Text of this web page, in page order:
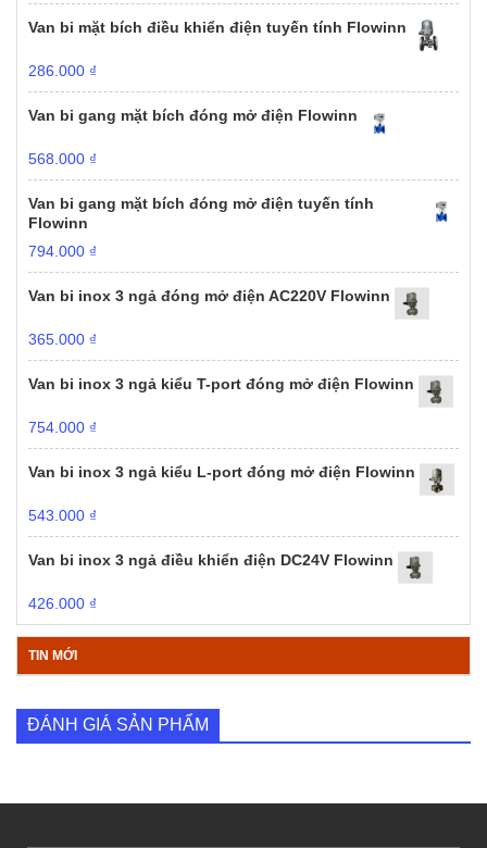
Van bi mặt bích điều khiển điện tuyến tính Flowinn
286.000 ₫
Van bi gang mặt bích đóng mở điện Flowinn
568.000 ₫
Van bi gang mặt bích đóng mở điện tuyến tính
Flowinn
794.000 ₫
Van bi inox 3 ngả đóng mở điện AC220V Flowinn
365.000 ₫
Van bi inox 3 ngả kiểu T-port đóng mở điện Flowinn
754.000 ₫
Van bi inox 3 ngả kiểu L-port đóng mở điện Flowinn
543.000 ₫
Van bi inox 3 ngả điều khiển điện DC24V Flowinn
426.000 ₫
TIN MỚI
ĐÁNH GIÁ SẢN PHẨM